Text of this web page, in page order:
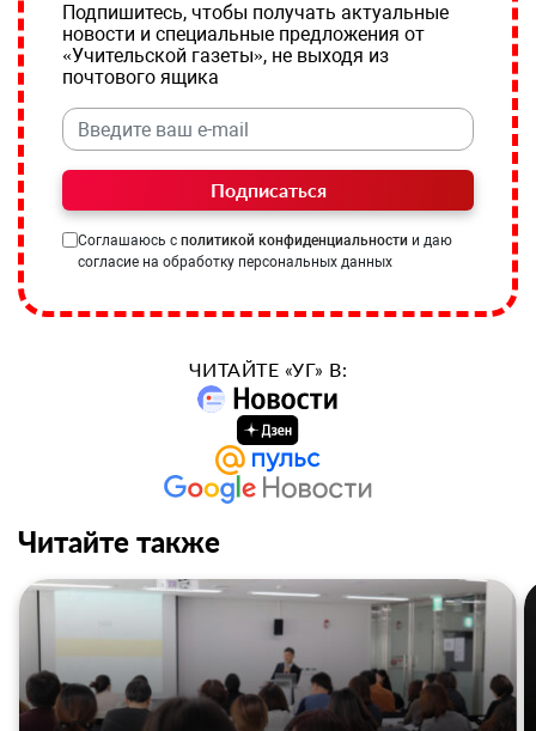
Подпишитесь, чтобы получать актуальные
новости и специальные предложения от
«Учительской газеты», не выходя из
почтового ящика
Подписаться
Соглашаюсь с политикой конфиденциальности и даю
согласие на обработку персональных данных
ЧИТАЙТЕ «УГ» В:
Читайте также